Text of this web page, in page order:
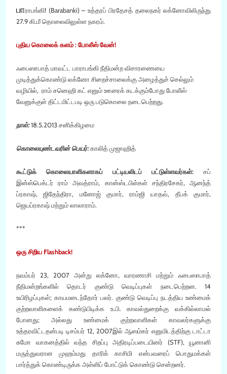
பாராபங்கி! (Barabanki) – உத்தரப் பிரதேசத் தலைநகர் லக்னோவிலிருந்து
27.9 கி.மீ தொலைவிலுள்ள நகரம்.
புதிய கொலைக் களம் : போலீஸ் வேன்!
ஃபைஸாபாத் மாவட்ட பாராபங்கி நீதிமன்ற விசாரணையை
முடித்துக்கொண்டு லக்னோ சிறைச்சாலைக்கு அழைத்துச் செல்லும்
வழியில், ராம் சனெஹி கட் எனும் ஊரைக் கடக்கும்போது போலீஸ்
வேனுக்குள் திட்டமிட்டபடி ஒரு படுகொலை நடைபெற்றது.
நாள்:18.5.2013 சனிக்கிழமை
கொலையுண்டவரின் பெயர்:காலித் முஜாஹித்
கூட்டுக் கொலையாளிகளாகப் பட்டியலிடப் பட்டுள்ளவர்கள்: சப்
இன்ஸ்பெக்டர் ராம் அவத்ராம், கான்ஸ்டபிள்கள் சந்திரசேகர், ஆனந்த்
ப்ரகாஷ், ஜிதேந்திரா, மனோஜ் குமார், ராம்ஜி யாதவ், தீபக் குமார்,
ஜெயப்ரகாஷ் மற்றும் லாலாராம்.
***
ஒரு சிறிய Flashback!
நவம்பர் 23, 2007 அன்று லக்னோ, வாரணாசி மற்றும் ஃபைஸாபாத்
நீதிமன்றங்களில் தொடர் குண்டு வெடிப்புகள் நடைபெற்றன. 14
உயிரிழப்புகள்; காயமடைந்தோர் பலர். குண்டு வெடிப்பு நடத்திய உண்மைக்
குற்றவாளிகளைக் கண்டுபிடிக்க உ.பி. காவல்துறைக்கு வக்கில்லாமல்
போனது; அல்லது உண்மைக் குற்றவாளிகள் காவலர்களுக்கு
உத்தரவிட்டதன்படி டிசம்பர் 12, 2007இல் ஆஸம்கர் எனுமிடத்திற்கு டாட்டா
சுமோ வாகனத்தில் வந்த சிறப்பு அதிரடிப்படையினர் (STF), யூனானி
மருத்துவரான முஹம்மது தாரிக் காசிமி என்பவரைப் பொதுமக்கள்
பார்த்துக் கொண்டிருக்க அள்ளிப் போட்டுக் கொண்டு சென்றனர்.